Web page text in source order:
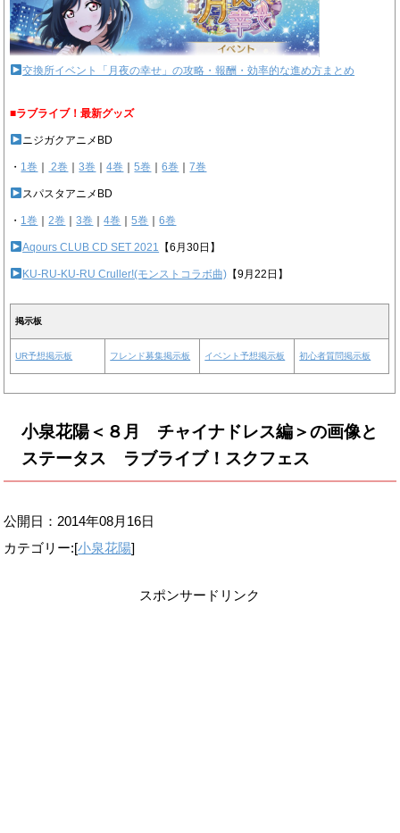
交換所イベント「月夜の幸せ」の攻略・報酬・効率的な進め方まとめ
■ラブライブ！最新グッズ
ニジガクアニメBD
・ 1巻 2巻 ｜3巻 ｜4巻 ｜5巻 ｜6巻 ｜7巻
スパスタアニメBD
・ 1巻 ｜2巻 ｜3巻 ｜4巻 ｜5巻 ｜6巻
Aqours CLUB CD SET 2021 【6月30日】
KU-RU-KU-RU Cruller!(モンストコラボ曲) 【9月22日】
掲示板
UR予想掲示板 フレンド募集掲示板 イベント予想掲示板 初心者質問掲示板
小泉花陽＜８月 チャイナドレス編＞の画像と
ステータス ラブライブ！スクフェス
公開日： 2014年08月16日
カテゴリー:[小泉花陽]
スポンサードリンク